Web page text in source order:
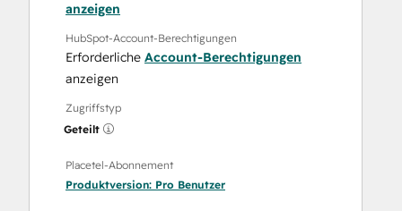
anzeigen
HubSpot-Account-Berechtigungen
Erforderliche Account-Berechtigungen
anzeigen
Zugriffstyp
Geteilt
Placetel-Abonnement
Produktversion: Pro Benutzer